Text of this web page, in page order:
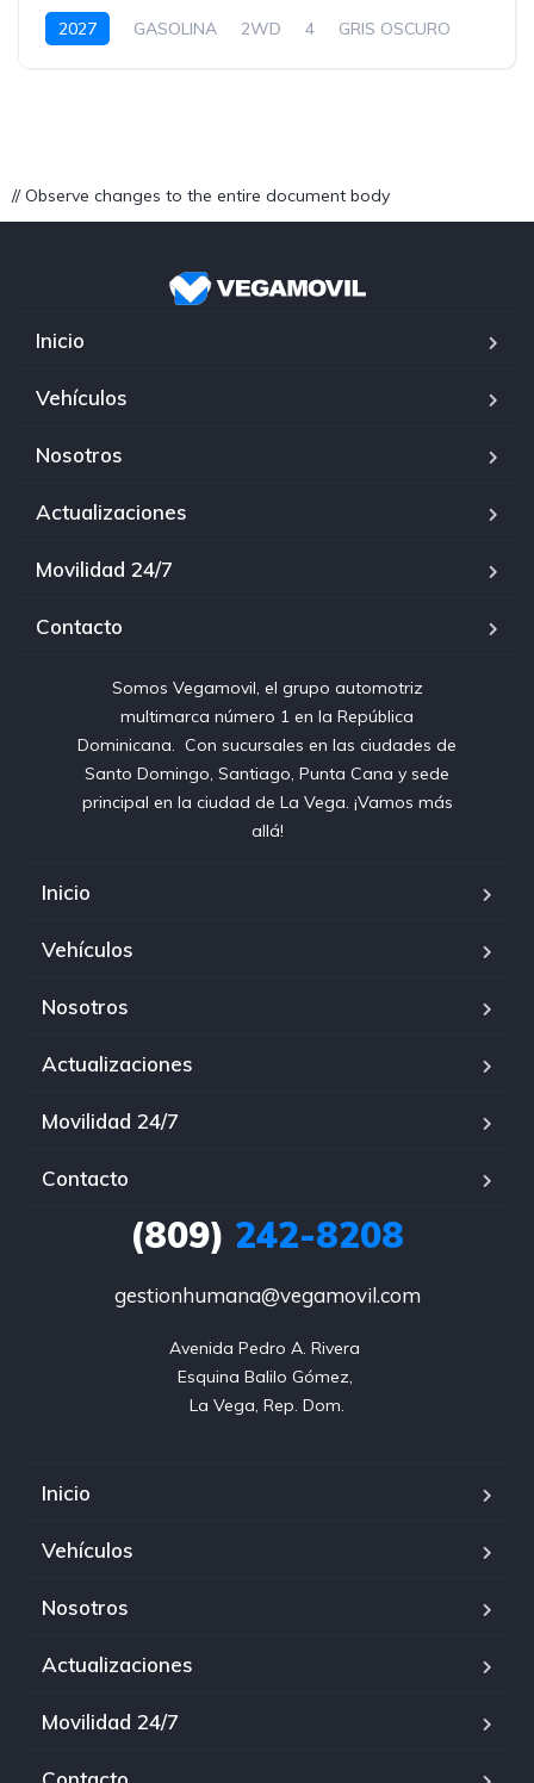
2027 GASOLINA 2WD 4 GRIS OSCURO
// Observe changes to the entire document body
Inicio
Vehículos
Nosotros
Actualizaciones
Movilidad 24/7
Contacto
Somos Vegamovil, el grupo automotriz
multimarca número 1 en la República
Dominicana⁣. ⁣ Con sucursales en las ciudades de
Santo Domingo, Santiago, Punta Cana y sede
principal en la ciudad de La Vega. ¡Vamos más
allá!
Inicio
Vehículos
Nosotros
Actualizaciones
Movilidad 24/7
Contacto
(809) 242-8208
gestionhumana@vegamovil.com
Avenida Pedro A. Rivera
Esquina Balilo Gómez,
La Vega, Rep. Dom.
Inicio
Vehículos
Nosotros
Actualizaciones
Movilidad 24/7